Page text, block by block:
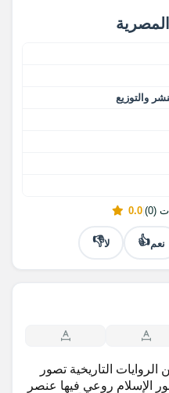
والتوزيع
(0)
|
0.0
نعم👍 لا👎
التاريخية تصور
الإسلام روعي فيها عنصر